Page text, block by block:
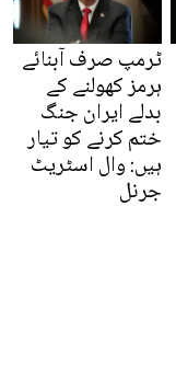
ٹرمپ صرف آبنائے
ہرمز کھولنے کے
بدلے ایران جنگ
ختم کرنے کو تیار
ہیں: وال اسٹریٹ
جرنل